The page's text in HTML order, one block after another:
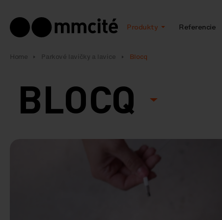
Produkty Referencie
Home Parkové lavičky a lavice Blocq
BLOCQ